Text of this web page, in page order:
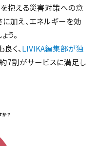
抱える災害対策への意
加え、エネルギーを効
う。
く、LIVIKA編集部が独
7割がサービスに満足し